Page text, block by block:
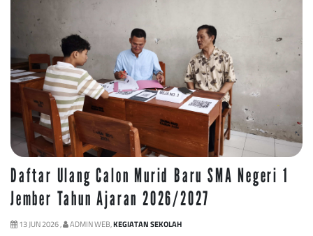
Daftar Ulang Calon Murid Baru SMA Negeri 1
Jember Tahun Ajaran 2026/2027
13 JUN 2026 , ADMIN WEB,KEGIATAN SEKOLAH